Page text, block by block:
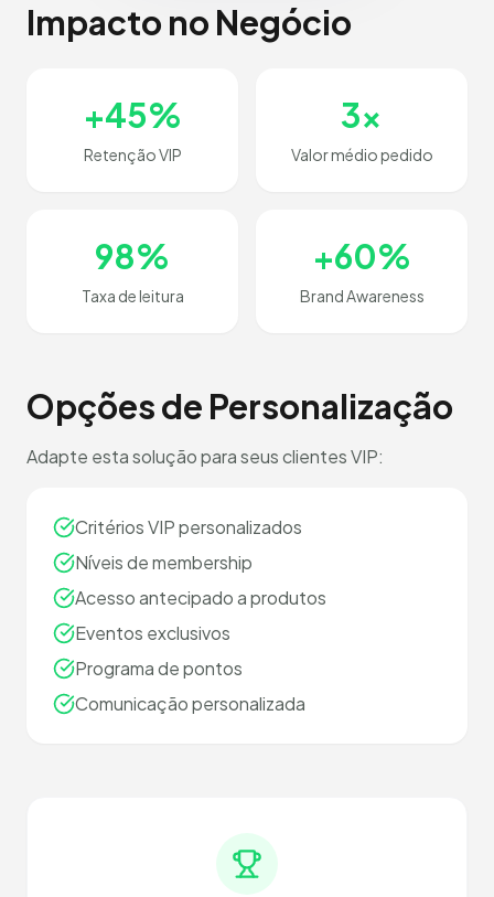
Impacto no Negócio
+45%
Retenção VIP
3x
Valor médio pedido
98%
Taxa de leitura
+60%
Brand Awareness
Opções de Personalização
Adapte esta solução para seus clientes VIP:
Critérios VIP personalizados
Níveis de membership
Acesso antecipado a produtos
Eventos exclusivos
Programa de pontos
Comunicação personalizada